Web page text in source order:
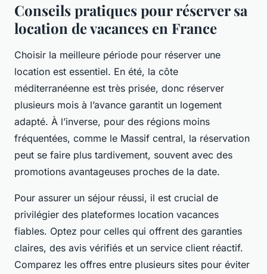
Conseils pratiques pour réserver sa
location de vacances en France
Choisir la meilleure période pour réserver une
location est essentiel. En été, la côte
méditerranéenne est très prisée, donc réserver
plusieurs mois à l’avance garantit un logement
adapté. À l’inverse, pour des régions moins
fréquentées, comme le Massif central, la réservation
peut se faire plus tardivement, souvent avec des
promotions avantageuses proches de la date.
Pour assurer un séjour réussi, il est crucial de
privilégier des plateformes location vacances
fiables. Optez pour celles qui offrent des garanties
claires, des avis vérifiés et un service client réactif.
Comparez les offres entre plusieurs sites pour éviter